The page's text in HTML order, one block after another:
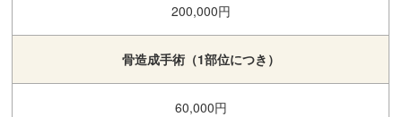
200,000円
骨造成手術（1部位につき）
60,000円